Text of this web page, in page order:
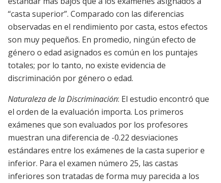
“casta superior”. Comparado con las diferencias
observadas en el rendimiento por casta, estos efectos
son muy pequeños. En promedio, ningún efecto de
género o edad asignados es común en los puntajes
totales; por lo tanto, no existe evidencia de
discriminación por género o edad.
Naturaleza de la Discriminación: El estudio encontró que
el orden de la evaluación importa. Los primeros
exámenes que son evaluados por los profesores
muestran una diferencia de -0.22 desviaciones
estándares entre los exámenes de la casta superior e
inferior. Para el examen número 25, las castas
inferiores son tratadas de forma muy parecida a los